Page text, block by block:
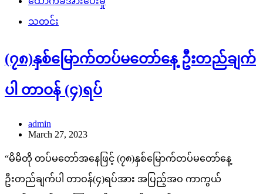
သတင်း
(၇၈)နှစ်မြောက်တပ်မတော်နေ့ ဦးတည်ချက်
ပါ တာဝန် (၄)ရပ်
admin
March 27, 2023
“မိမိတို တပ်မတော်အနေဖြင့် (၇၈)နှစ်မြောက်တပ်မတော်နေ့
ဦးတည်ချက်ပါ တာဝန်(၄)ရပ်အား အပြည့်အဝ ကာကွယ်